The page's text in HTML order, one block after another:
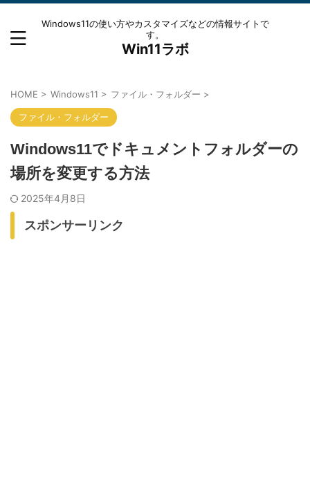
Windows11の使い方やカスタマイズなどの情報サイトで
す。
Win11ラボ
HOME > Windows11 > ファイル・フォルダー >
ファイル・フォルダー
Windows11でドキュメントフォルダーの
場所を変更する方法
2025年4月8日
スポンサーリンク